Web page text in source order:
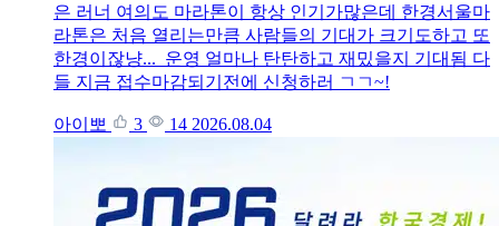
은 러너 여의도 마라톤이 항상 인기가많은데 한경서울마
라톤은 처음 열리는만큼 사람들의 기대가 크기도하고 또
한경이잖냥... 운영 얼마나 탄탄하고 재밌을지 기대됨 다
들 지금 접수마감되기전에 신청하러 ㄱㄱ~!
아이뽀 3 14 2026.08.04